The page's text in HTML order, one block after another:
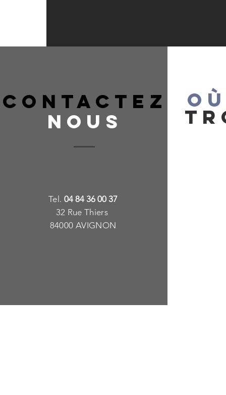
CONTACTEZ
NOUS
Te l. 04 84 36 00 37
32 Rue Thiers
84000 AVIGNON